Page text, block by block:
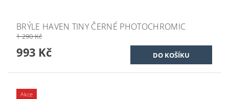
BRÝLE HAVEN TINY ČERNÉ PHOTOCHROMIC
1 290 Kč
993 Kč
Akce